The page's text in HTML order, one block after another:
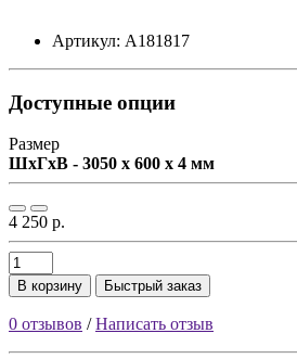
Артикул: А181817
Доступные опции
Размер
ШxГxВ - 3050 x 600 x 4 мм
4 250 р.
В корзину Быстрый заказ
0 отзывов /Написать отзыв